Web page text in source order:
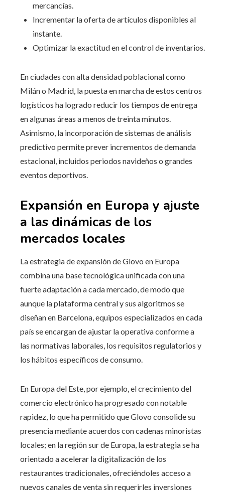
mercancías.
Incrementar la oferta de artículos disponibles al
instante.
Optimizar la exactitud en el control de inventarios.
En ciudades con alta densidad poblacional como
Milán o Madrid, la puesta en marcha de estos centros
logísticos ha logrado reducir los tiempos de entrega
en algunas áreas a menos de treinta minutos.
Asimismo, la incorporación de sistemas de análisis
predictivo permite prever incrementos de demanda
estacional, incluidos periodos navideños o grandes
eventos deportivos.
Expansión en Europa y ajuste
a las dinámicas de los
mercados locales
La estrategia de expansión de Glovo en Europa
combina una base tecnológica unificada con una
fuerte adaptación a cada mercado, de modo que
aunque la plataforma central y sus algoritmos se
diseñan en Barcelona, equipos especializados en cada
país se encargan de ajustar la operativa conforme a
las normativas laborales, los requisitos regulatorios y
los hábitos específicos de consumo.
En Europa del Este, por ejemplo, el crecimiento del
comercio electrónico ha progresado con notable
rapidez, lo que ha permitido que Glovo consolide su
presencia mediante acuerdos con cadenas minoristas
locales; en la región sur de Europa, la estrategia se ha
orientado a acelerar la digitalización de los
restaurantes tradicionales, ofreciéndoles acceso a
nuevos canales de venta sin requerirles inversiones